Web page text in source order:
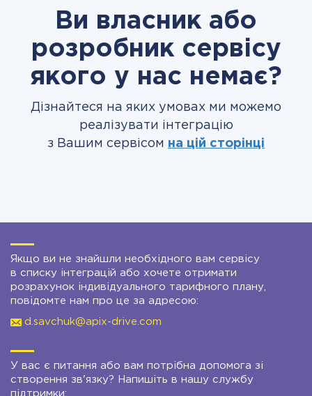
Ви власник або
розробник сервісу
якого у нас немає?
Дізнайтеся на яких умовах ми можемо
реалізувати інтеграцію
з Вашим сервісом на цій сторінці
Якщо ви не знайшли необхідного вам сервісу
в списку інтеграцій або хочете отримати
розрахунок індивідуального тарифного плану,
повідомте нам про це за адресою:
d.savchuk@apix-drive.com
У вас є питання або вам потрібна допомога зі
створення зв'язку? Напишіть в нашу службу
підтримки: